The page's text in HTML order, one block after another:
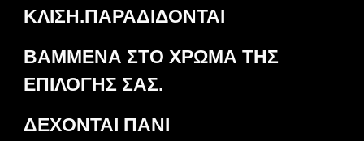
ΚΛΙΣΗ.ΠΑΡΑΔΙΔΟΝΤΑΙ
ΒΑΜΜΕΝΑ ΣΤΟ ΧΡΩΜΑ ΤΗΣ
ΕΠΙΛΟΓΗΣ ΣΑΣ.
ΔΕΧΟΝΤΑΙ ΠΑΝΙ